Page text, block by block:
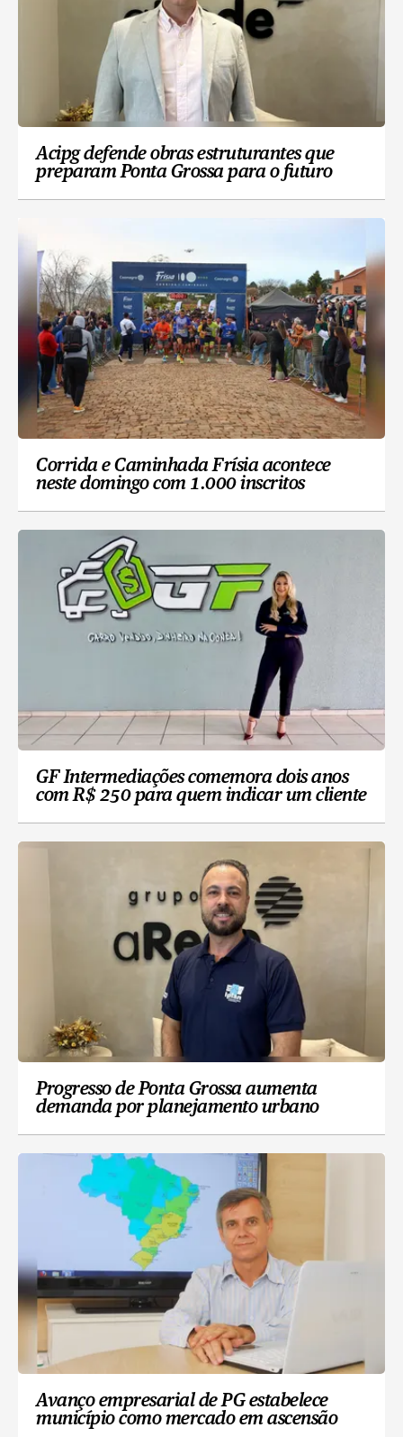
Acipg defende obras estruturantes que
preparam Ponta Grossa para o futuro
Corrida e Caminhada Frísia acontece
neste domingo com 1.000 inscritos
GF Intermediações comemora dois anos
com R$ 250 para quem indicar um cliente
Progresso de Ponta Grossa aumenta
demanda por planejamento urbano
Avanço empresarial de PG estabelece
município como mercado em ascensão